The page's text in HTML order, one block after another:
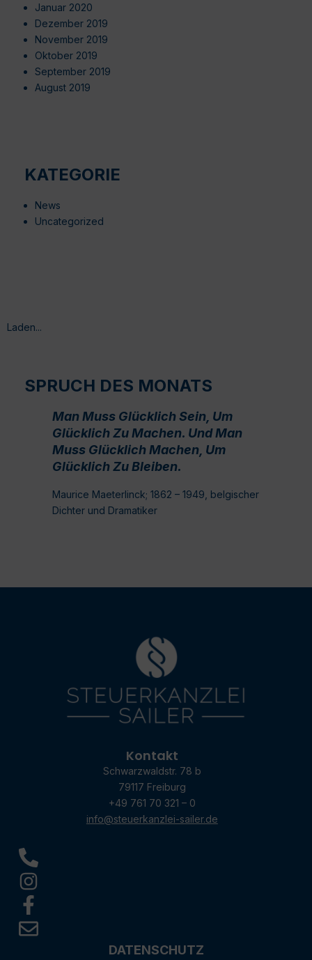
Januar 2020
Dezember 2019
November 2019
Oktober 2019
September 2019
August 2019
KATEGORIE
News
Uncategorized
Laden...
SPRUCH DES MONATS
Man Muss Glücklich Sein, Um
Glücklich Zu Machen. Und Man
Muss Glücklich Machen, Um
Glücklich Zu Bleiben.
Maurice Maeterlinck; 1862 – 1949, belgischer
Dichter und Dramatiker
Kontakt
Schwarzwaldstr. 78 b
79117 Freiburg
+49 761 70 321 – 0
info@steuerkanzlei-sailer.de
DATENSCHUTZ